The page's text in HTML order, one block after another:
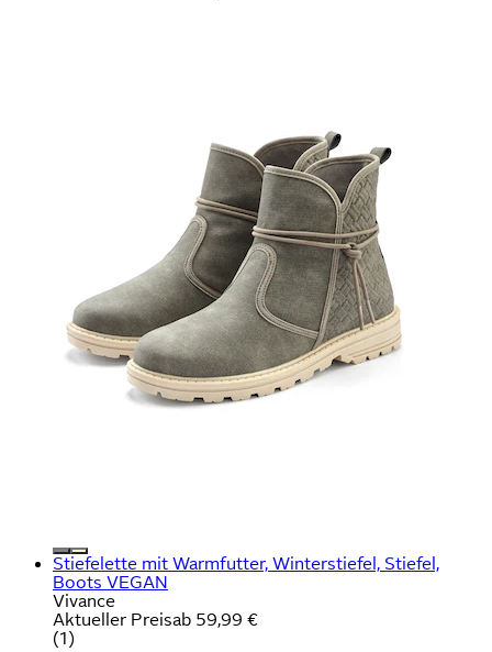
Stiefelette mit Warmfutter, Winterstiefel, Stiefel,
Boots VEGAN
Vivance
Aktueller Preisab 59,99 €
(1)